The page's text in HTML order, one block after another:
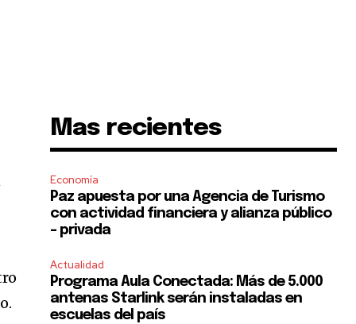
Mas recientes
Economía
Paz apuesta por una Agencia de Turismo
con actividad financiera y alianza público
– privada
Actualidad
Programa Aula Conectada: Más de 5.000
antenas Starlink serán instaladas en
escuelas del país